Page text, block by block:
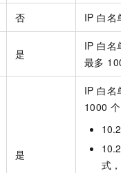
否 IP 白名单
是
IP 白名单
最多
是
IP 白名单
1000 个
式，